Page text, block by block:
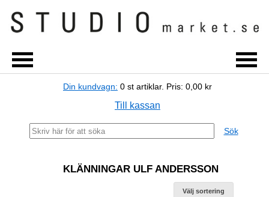
Din kundvagn: 0 st artiklar. Pris: 0,00 kr
Till kassan
Sök
KLÄNNINGAR ULF ANDERSSON
Välj sortering